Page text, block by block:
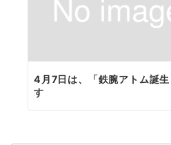
4月7日は、「鉄腕アトム誕
す